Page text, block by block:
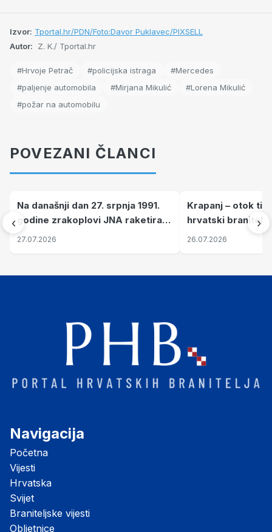
Izvor: Tportal.hr/PDN/Foto:Davor Puklavec/PIXSELL
Autor:
Z. K./ Tportal.hr
#Hrvoje Petrač #policijska istraga
#Mercedes
#paljenje automobila
#Mirjana Mikulić
#Lorena Mikulić
#požar na automobilu
POVEZANI ČLANCI
‹
Na današnji dan 27. srpnja 1991.
godine zrakoplovi JNA raketirali
su vojarnu i obučni centar "Nikola
27.07.2026
Krapanj – otok
hrvatski branitelji
pronalaze mir
26.07.2026
›
Navigacija
Početna
Vijesti
Hrvatska
Svijet
Braniteljske vijesti
Obljetnice